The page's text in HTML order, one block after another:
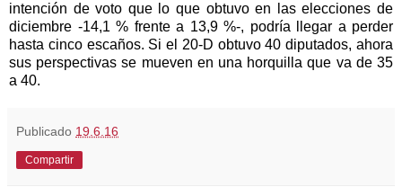
intención de voto que lo que obtuvo en las elecciones de
diciembre -14,1 % frente a 13,9 %-, podría llegar a perder
hasta cinco escaños. Si el 20-D obtuvo 40 diputados, ahora
sus perspectivas se mueven en una horquilla que va de 35
a 40.
Publicado 19.6.16
Compartir